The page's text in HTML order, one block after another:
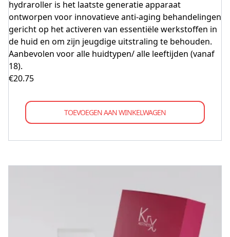
hydraroller is het laatste generatie apparaat
ontworpen voor innovatieve anti-aging behandelingen
gericht op het activeren van essentiële werkstoffen in
de huid en om zijn jeugdige uitstraling te behouden.
Aanbevolen voor alle huidtypen/ alle leeftijden (vanaf
18).
€20.75
TOEVOEGEN AAN WINKELWAGEN